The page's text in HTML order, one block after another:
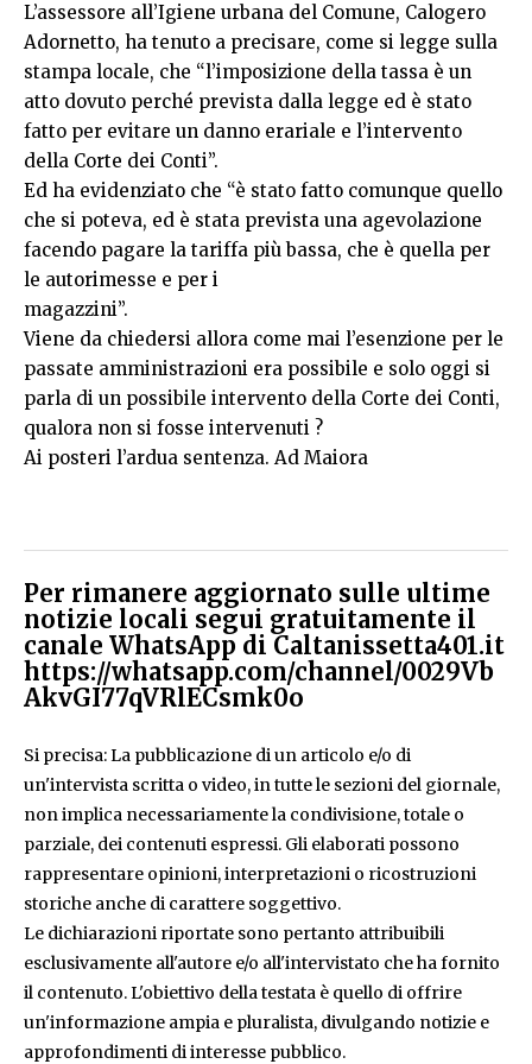
L’assessore all’Igiene urbana del Comune, Calogero
Adornetto, ha tenuto a precisare, come si legge sulla
stampa locale, che “l’imposizione della tassa è un
atto dovuto perché prevista dalla legge ed è stato
fatto per evitare un danno erariale e l’intervento
della Corte dei Conti”.
Ed ha evidenziato che “è stato fatto comunque quello
che si poteva, ed è stata prevista una agevolazione
facendo pagare la tariffa più bassa, che è quella per
le autorimesse e per i
magazzini”.
Viene da chiedersi allora come mai l’esenzione per le
passate amministrazioni era possibile e solo oggi si
parla di un possibile intervento della Corte dei Conti,
qualora non si fosse intervenuti ?
Ai posteri l’ardua sentenza. Ad Maiora
Per rimanere aggiornato sulle ultime
notizie locali segui gratuitamente il
canale WhatsApp di Caltanissetta401.it
https://whatsapp.com/channel/0029Vb
AkvGI77qVRlECsmk0o
Si precisa: La pubblicazione di un articolo e/o di
un'intervista scritta o video, in tutte le sezioni del giornale,
non implica necessariamente la condivisione, totale o
parziale, dei contenuti espressi. Gli elaborati possono
rappresentare opinioni, interpretazioni o ricostruzioni
storiche anche di carattere soggettivo.
Le dichiarazioni riportate sono pertanto attribuibili
esclusivamente all'autore e/o all'intervistato che ha fornito
il contenuto. L'obiettivo della testata è quello di offrire
un'informazione ampia e pluralista, divulgando notizie e
approfondimenti di interesse pubblico.